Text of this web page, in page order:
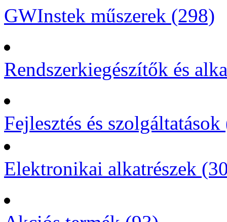
GWInstek műszerek (298)
Rendszerkiegészítők és
Fejlesztés és
Elektronikai alkatrészek